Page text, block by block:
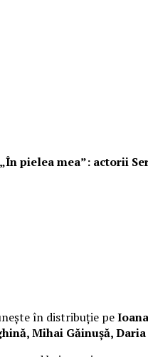
pielea mea”: actorii
în distribuție pe
Mihai Găinușă, Daria